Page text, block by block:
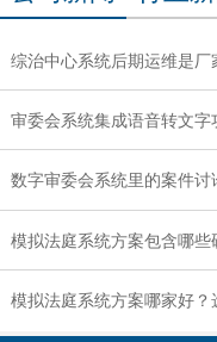
综治中心系统后期运维是
审委会系统集成语音转文
数字审委会系统里的案件
模拟法庭系统方案包含哪
吗？
模拟法庭系统方案哪家好？